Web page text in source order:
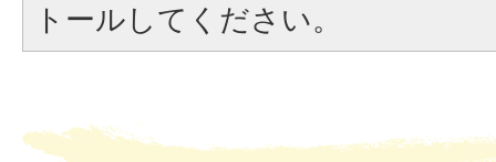
トールしてください。